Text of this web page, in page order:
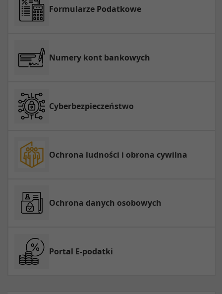
Formularze Podatkowe
Numery kont bankowych
Cyberbezpieczeństwo
Ochrona ludności i obrona cywilna
Ochrona danych osobowych
Portal E-podatki